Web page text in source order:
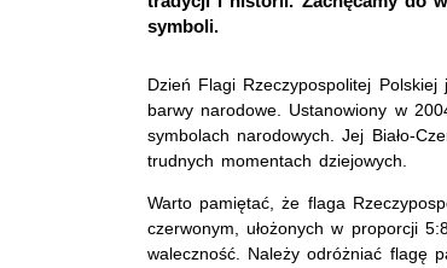
symboli.
Dzień Flagi Rzeczypospolitej
barwy narodowe. Ustanowiony w
symbolach narodowych. Jej Biało-
trudnych momentach dziejowych.
Warto pamiętać, że flaga
czerwonym, ułożonych w proporcji
waleczność. Należy odróżniać flagę